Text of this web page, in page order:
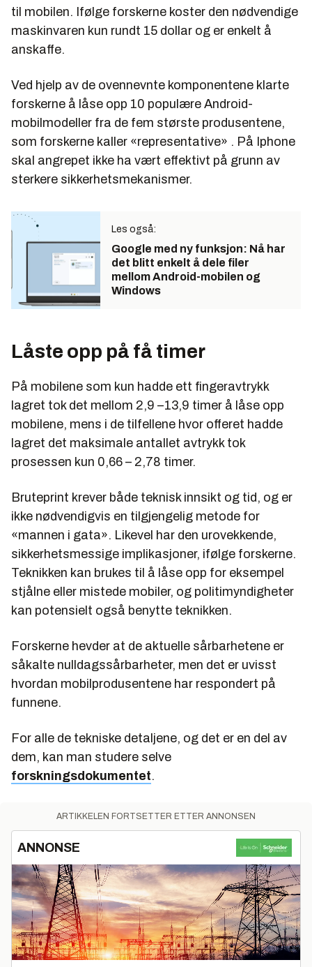
til mobilen. Ifølge forskerne koster den nødvendige
maskinvaren kun rundt 15 dollar og er enkelt å
anskaffe.
Ved hjelp av de ovennevnte komponentene klarte
forskerne å låse opp 10 populære Android-
mobilmodeller fra de fem største produsentene,
som forskerne kaller «representative» . På Iphone
skal angrepet ikke ha vært effektivt på grunn av
sterkere sikkerhetsmekanismer.
Les også:
Google med ny funksjon: Nå har
det blitt enkelt å dele filer
mellom Android-mobilen og
Windows
Låste opp på få timer
På mobilene som kun hadde ett fingeravtrykk
lagret tok det mellom 2,9 –13,9 timer å låse opp
mobilene, mens i de tilfellene hvor offeret hadde
lagret det maksimale antallet avtrykk tok
prosessen kun 0,66 – 2,78 timer.
Bruteprint krever både teknisk innsikt og tid, og er
ikke nødvendigvis en tilgjengelig metode for
«mannen i gata». Likevel har den urovekkende,
sikkerhetsmessige implikasjoner, ifølge forskerne.
Teknikken kan brukes til å låse opp for eksempel
stjålne eller mistede mobiler, og politimyndigheter
kan potensielt også benytte teknikken.
Forskerne hevder at de aktuelle sårbarhetene er
såkalte nulldagssårbarheter, men det er uvisst
hvordan mobilprodusentene har respondert på
funnene.
For alle de tekniske detaljene, og det er en del av
dem, kan man studere selve
forskningsdokumentet.
ARTIKKELEN FORTSETTER ETTER ANNONSEN
ANNONSE